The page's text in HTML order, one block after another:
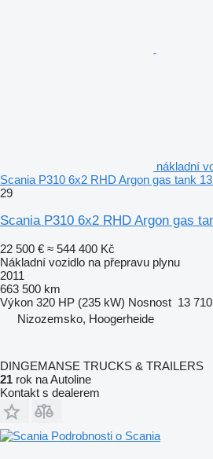
nákladní
Scania P310 6x2 RHD Argon gas tank
29
Scania P310 6x2 RHD Argon gas
22 500 € ≈ 544 400 Kč
Nákladní vozidlo na přepravu plynu
2011
663 500 km
Výkon 320 HP (235 kW) Nosnost 13
Nizozemsko, Hoogerheide
DINGEMANSE TRUCKS & TRAILERS
21 rok na Autoline
Kontakt s dealerem
Podrobnosti o Scania